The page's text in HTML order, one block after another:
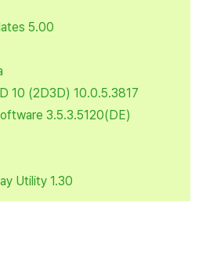
5.00
10 (2D3D) 10.0.5.3817
3.5.3.5120(DE)
Utility 1.30